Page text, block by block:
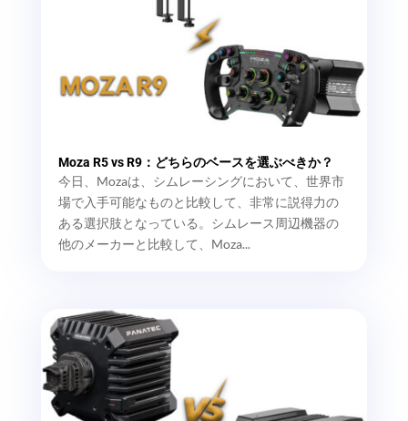
Moza R5 vs R9：どちらのベースを選ぶべきか？
今日、Mozaは、シムレーシングにおいて、世界市
場で入手可能なものと比較して、非常に説得力の
ある選択肢となっている。シムレース周辺機器の
他のメーカーと比較して、Moza...